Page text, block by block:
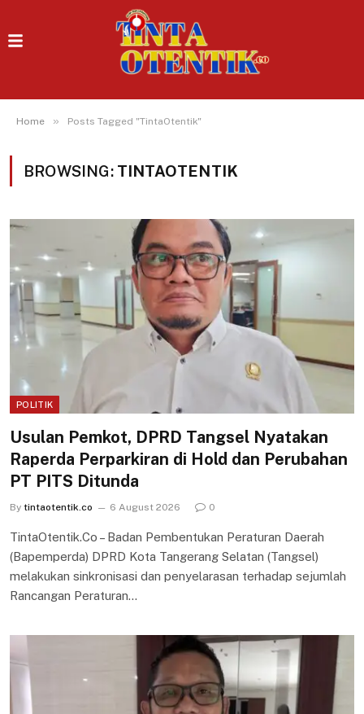
Home » Posts Tagged "TintaOtentik"
BROWSING: TINTAOTENTIK
POLITIK
Usulan Pemkot, DPRD Tangsel Nyatakan
Raperda Perparkiran di Hold dan Perubahan
PT PITS Ditunda
By tintaotentik.co 6 August 2026 0
TintaOtentik.Co – Badan Pembentukan Peraturan Daerah
(Bapemperda) DPRD Kota Tangerang Selatan (Tangsel)
melakukan sinkronisasi dan penyelarasan terhadap sejumlah
Rancangan Peraturan…